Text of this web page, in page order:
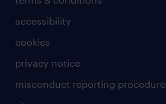
accessibility
cookies
privacy notice
misconduct reporting procedure